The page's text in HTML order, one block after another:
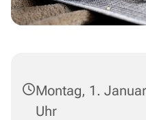
Montag, 1.
Uhr